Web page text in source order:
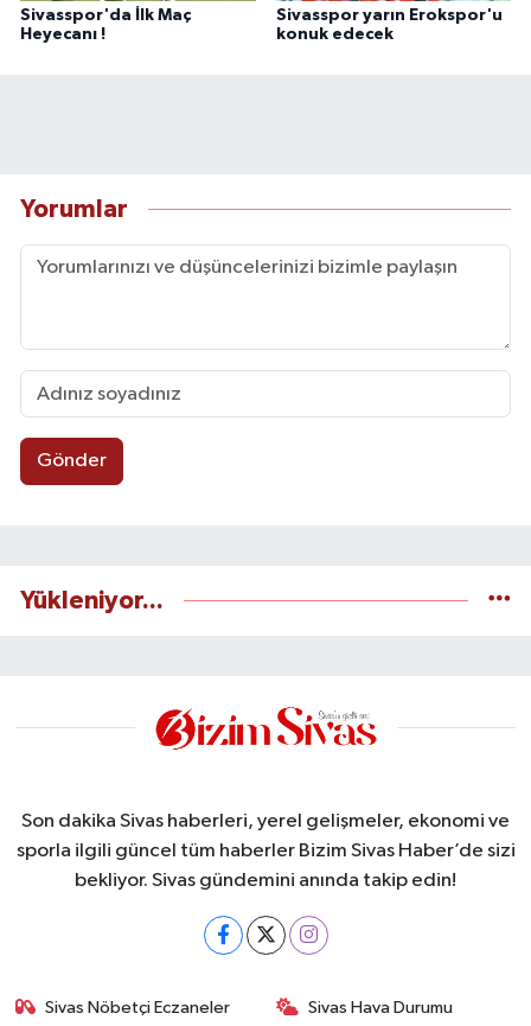
Sivasspor'da İlk Maç
Heyecanı !
Sivasspor yarın Erokspor'u
konuk edecek
Yorumlar
Gönder
Yükleniyor...
Son dakika Sivas haberleri, yerel gelişmeler, ekonomi ve
sporla ilgili güncel tüm haberler Bizim Sivas Haber’de sizi
bekliyor. Sivas gündemini anında takip edin!
Sivas Nöbetçi Eczaneler Sivas Hava Durumu